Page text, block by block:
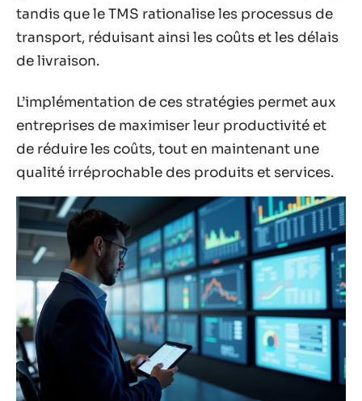
tandis que le TMS rationalise les processus de
transport, réduisant ainsi les coûts et les délais
de livraison.
L’implémentation de ces stratégies permet aux
entreprises de maximiser leur productivité et
de réduire les coûts, tout en maintenant une
qualité irréprochable des produits et services.